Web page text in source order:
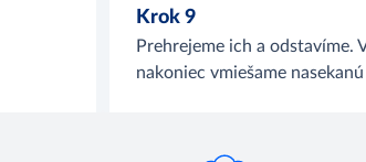
Krok 9
Prehrejeme ich a odstavíme.
nakoniec vmiešame